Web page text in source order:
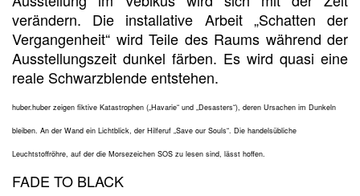
verändern. Die installative Arbeit „Schatten der
Vergangenheit“ wird Teile des Raums während der
Ausstellungszeit dunkel färben. Es wird quasi eine
reale Schwarzblende entstehen.
huber.huber zeigen fiktive Katastrophen („Havarie“ und „Desasters“), deren Ursachen im Dunkeln
bleiben. An der Wand ein Lichtblick, der Hilferuf „Save our Souls“. Die handelsübliche
Leuchtstoffröhre, auf der die Morsezeichen SOS zu lesen sind, lässt hoffen.
FADE TO BLACK